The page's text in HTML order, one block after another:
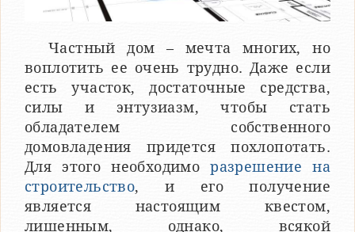
Частный дом – мечта многих, но
воплотить ее очень трудно. Даже если
есть участок, достаточные средства,
силы и энтузиазм, чтобы стать
обладателем собственного
домовладения придется похлопотать.
Для этого необходиморазрешение на
строительство, и его получение
является настоящим квестом,
лишенным, однако, всякой